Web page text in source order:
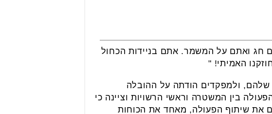
חג ואתם על המשמר. אתם בניידות הכחול
האמיתי! "
שלהם, ולמפקדים הודתה על ההובלה
בין המשטרה וראשי הרשויות וציינה כי
את שיתוף הפעולה, מאחד את הכוחות